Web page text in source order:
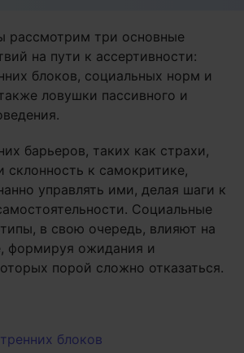
рассмотрим три основные
на пути к ассертивности:
блоков, социальных норм и
ловушки пассивного и
барьеров, таких как страхи,
склонность к самокритике,
управлять ими, делая шаги к
Социальные
в свою очередь, влияют на
формируя ожидания и
порой сложно отказаться.
блоков